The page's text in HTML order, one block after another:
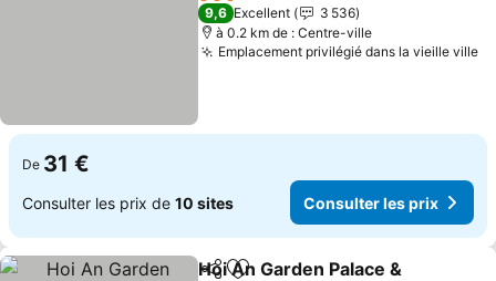
3 Étoiles
9,6 Excellent
3 536
à 0.2 km de : Centre-ville
Emplacement privilégié dans la vieille ville
De 31 €
Consulter les prix de 10 sites Consulter les prix
Hoi An Garden Palace &